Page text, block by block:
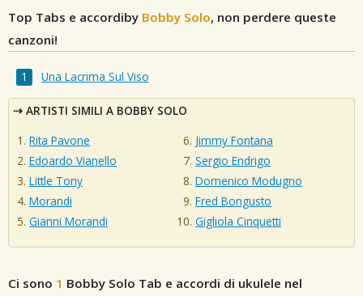
Top Tabs e accordiby Bobby Solo, non perdere queste
canzoni!
Una Lacrima Sul Viso
ARTISTI SIMILI A BOBBY SOLO
Rita Pavone
Edoardo Vianello
Little Tony
Morandi
Gianni Morandi
Jimmy Fontana
Sergio Endrigo
Domenico Modugno
Fred Bongusto
Gigliola Cinquetti
Ci sono 1 Bobby Solo Tab e accordi di ukulele nel